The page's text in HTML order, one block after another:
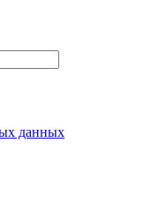
данных